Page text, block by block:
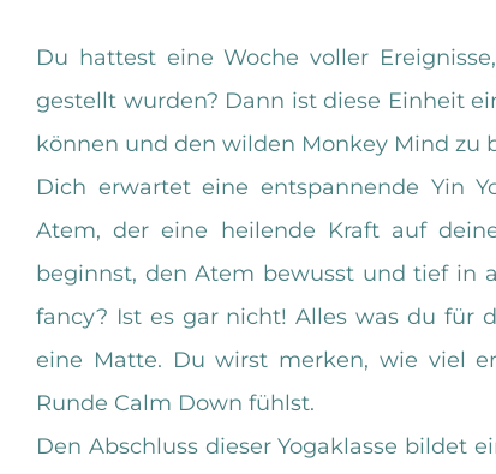
Du hattest eine Woche voller
gestellt wurden? Dann ist diese Einheit
können und den wilden Monkey Mind zu
Dich erwartet eine entspannende Yin
Atem, der eine heilende Kraft auf
beginnst, den Atem bewusst und tief in
fancy? Ist es gar nicht! Alles was du für
eine Matte. Du wirst merken, wie viel
Runde Calm Down fühlst.
Den Abschluss dieser Yogaklasse bildet